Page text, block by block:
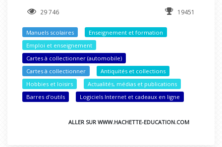
29 746 19451
Manuels scolaires
Enseignement et formation
Emploi et enseignement
Cartes à collectionner (automobile)
Cartes à collectionner
Antiquités et collections
Hobbies et loisirs
Actualités, médias et publications
Barres d'outils
Logiciels Internet et cadeaux en ligne
ALLER SUR WWW.HACHETTE-EDUCATION.COM